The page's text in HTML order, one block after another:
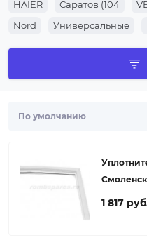
HAIER
Саратов (104
Nord
Универсальные
POZIS МИР СВИЯГА
1 817